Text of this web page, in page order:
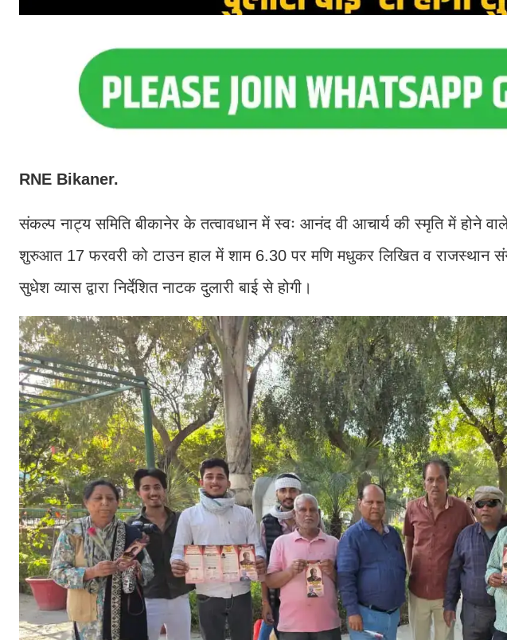
RNE Bikaner.
संकल्प नाट्य समिति बीकानेर के तत्वावधान में स्वः आनंद वी आचार्य की स्मृति में होने
शुरुआत 17 फरवरी को टाउन हाल में शाम 6.30 पर मणि मधुकर लिखित व राजस्थान
सुधेश व्यास द्वारा निर्देशित नाटक दुलारी बाई से होगी।